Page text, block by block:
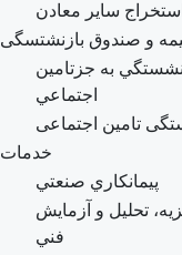
استخراج ساير معادن
و صندوق بازنشتسگی
به جزتامين
اجتماعي
تامین اجتماعی
خدمات
پيمانكاري صنعتي
تحليل و آزمايش
فني